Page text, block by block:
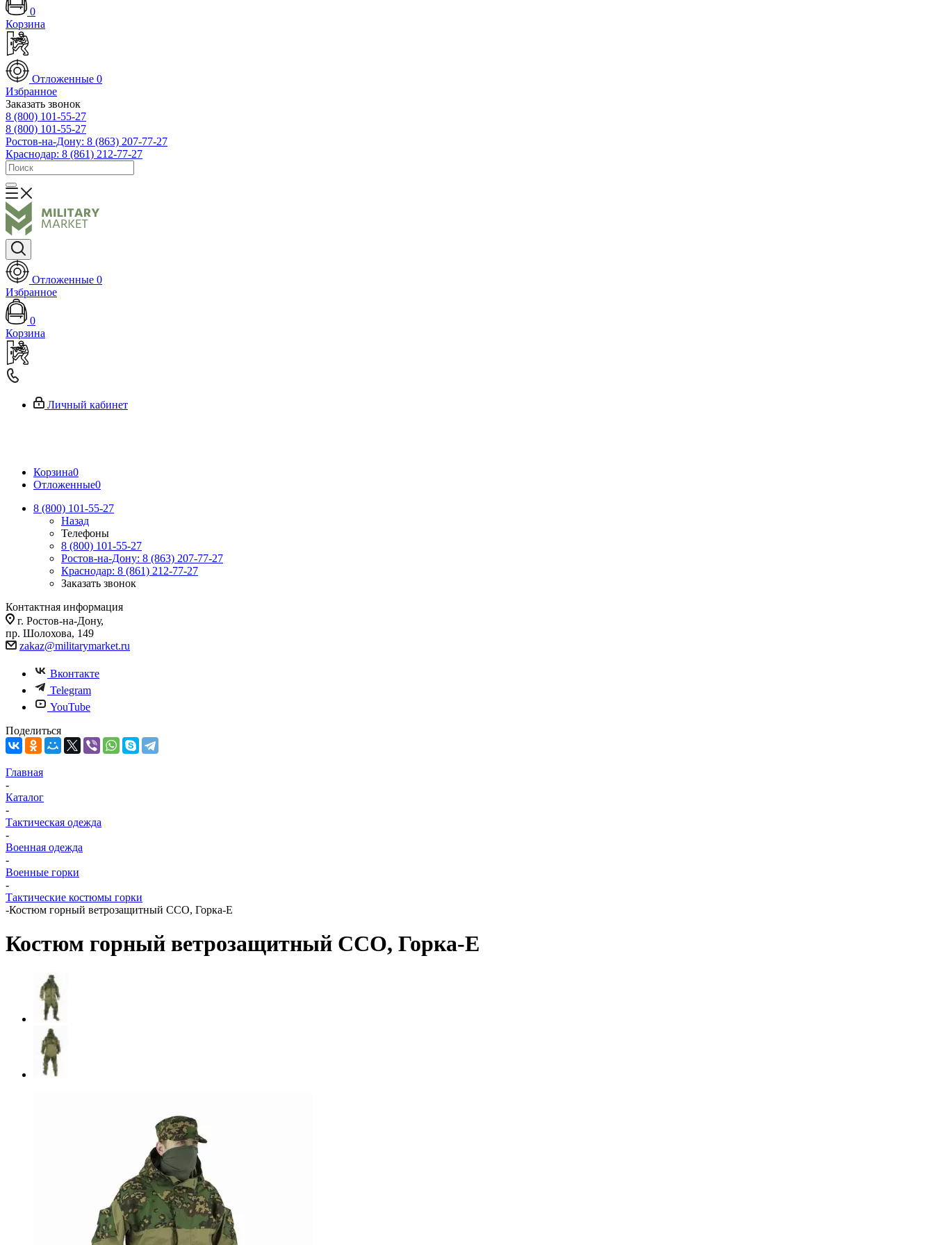
0
Корзина
Отложенные 0
Избранное
Заказать звонок
8 (800) 101-55-27
8 (800) 101-55-27
Ростов-на-Дону: 8 (863) 207-77-27
Краснодар: 8 (861) 212-77-27
Отложенные 0
Избранное
0
Корзина
Личный кабинет
Корзина0
Отложенные0
8 (800) 101-55-27
Назад
Телефоны
8 (800) 101-55-27
Ростов-на-Дону: 8 (863) 207-77-27
Краснодар: 8 (861) 212-77-27
Заказать звонок
Контактная информация
г. Ростов-на-Дону,
пр. Шолохова, 149
zakaz@militarymarket.ru
Вконтакте
Telegram
YouTube
Поделиться
Главная
-
Каталог
-
Тактическая одежда
-
Военная одежда
-
Военные горки
-
Тактические костюмы горки
-Костюм горный ветрозащитный ССО, Горка-Е
Костюм горный ветрозащитный ССО, Горка-Е